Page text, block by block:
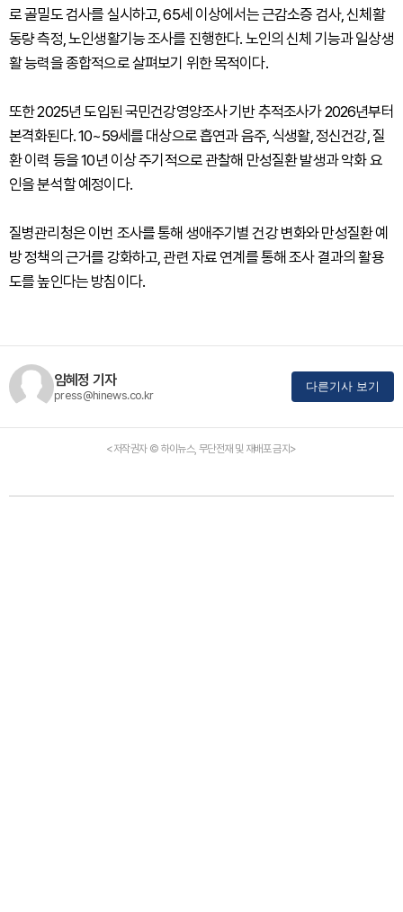
로 골밀도 검사를 실시하고, 65세 이상에서는 근감소증 검사, 신체활
동량 측정, 노인생활기능 조사를 진행한다. 노인의 신체 기능과 일상생
활 능력을 종합적으로 살펴보기 위한 목적이다.
또한 2025년 도입된 국민건강영양조사 기반 추적조사가 2026년부터
본격화된다. 10~59세를 대상으로 흡연과 음주, 식생활, 정신건강, 질
환 이력 등을 10년 이상 주기적으로 관찰해 만성질환 발생과 악화 요
인을 분석할 예정이다.
질병관리청은 이번 조사를 통해 생애주기별 건강 변화와 만성질환 예
방 정책의 근거를 강화하고, 관련 자료 연계를 통해 조사 결과의 활용
도를 높인다는 방침이다.
임혜정 기자
press@hinews.co.kr
다른기사 보기
<저작권자 © 하이뉴스, 무단전재 및 재배포 금지>